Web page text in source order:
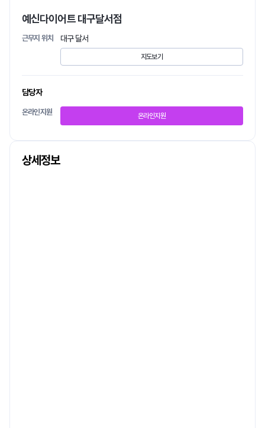
예신다이어트 대구달서점
근무지 위치 대구 달서
지도보기
담당자
온라인지원 온라인지원
상세정보